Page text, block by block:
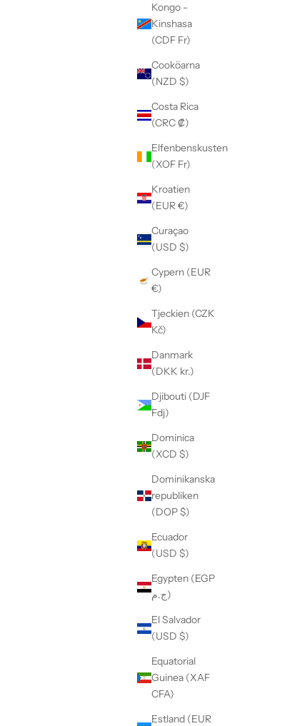
Kongo -
Kinshasa
(CDF Fr)
Cooköarna
(NZD $)
Costa Rica
(CRC ₡)
Elfenbenskusten
(XOF Fr)
Kroatien
(EUR €)
Curaçao
(USD $)
Cypern (EUR
€)
Tjeckien (CZK
Kč)
Danmark
(DKK kr.)
Djibouti (DJF
Fdj)
Dominica
(XCD $)
Dominikanska
republiken
(DOP $)
Ecuador
(USD $)
Egypten (EGP
ج.م)
El Salvador
(USD $)
Equatorial
Guinea (XAF
CFA)
Estland (EUR